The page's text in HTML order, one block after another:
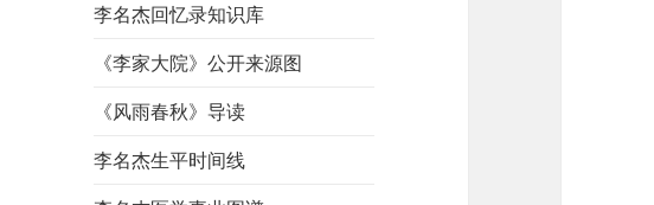
李名杰回忆录知识库
《李家大院》公开来源图
《风雨春秋》导读
李名杰生平时间线